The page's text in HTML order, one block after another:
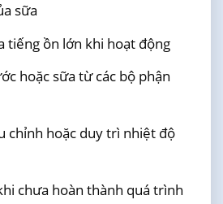
sữa
tiếng ồn lớn khi hoạt động
hoặc sữa từ các bộ phận
chỉnh hoặc duy trì nhiệt độ
chưa hoàn thành quá trình